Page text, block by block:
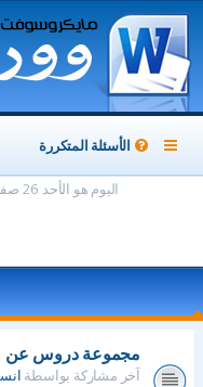
الأسئلة المتكررة
اليوم هو الأحد 26 صفر 1448هـ (9-8-2026م) 12:48 pm
مجموعة دروس عن
آخر مشاركة بواسطة